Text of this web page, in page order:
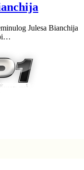
Julesa Bianchija